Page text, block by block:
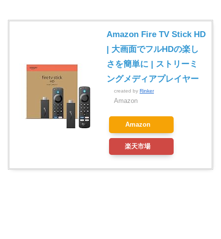
Amazon Fire TV Stick HD
| 大画面でフルHDの楽し
さを簡単に | ストリーミ
ングメディアプレイヤー
created by Rinker
Amazon
Amazon
楽天市場